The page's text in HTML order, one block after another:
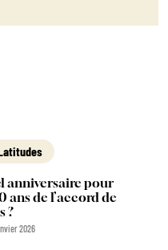
anniversaire pour
ans de l’accord de
?
2026